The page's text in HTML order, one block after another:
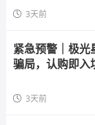
3天前
紧急预警｜极
骗局，认购即入
3天前